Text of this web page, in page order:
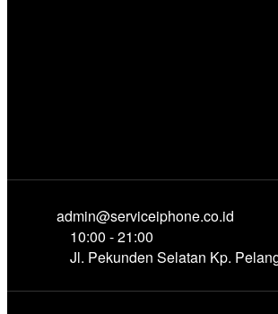
admin@serviceiphone.co.id
10:00 - 21:00
Jl. Pekunden Selatan Kp.